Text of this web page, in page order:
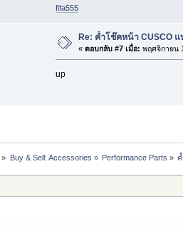
fifa555
Re: ค้ำโช๊คหน้า CUSCO
« ตอบกลับ #7 เมื่อ: พฤศจิกายน
up
» Buy & Sell: Accessories » Performance Parts »